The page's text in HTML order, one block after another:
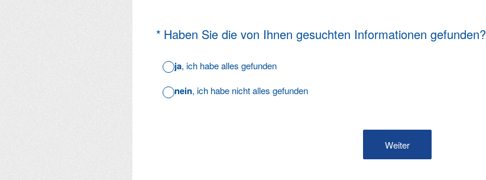
* Haben Sie die von Ihnen gesuchten Informationen gefunden?
(Erforderlich.)
ja, ich habe alles gefunden
nein, ich habe nicht alles gefunden
Weiter